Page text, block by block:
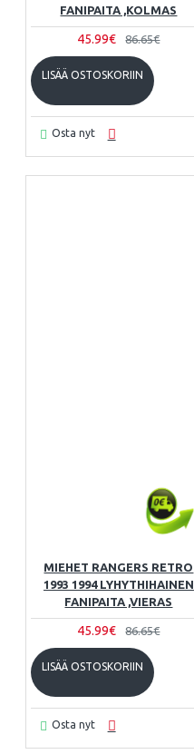
FANIPAITA ,KOLMAS
45.99€ 86.65€
LISÄÄ OSTOSKORIIN
Osta nyt
MIEHET RANGERS RETRO
1993 1994 LYHYTHIHAINEN
FANIPAITA ,VIERAS
45.99€ 86.65€
LISÄÄ OSTOSKORIIN
Osta nyt